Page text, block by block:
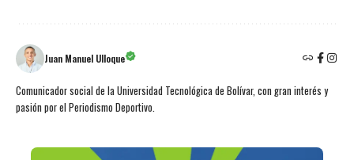
Juan Manuel Ulloque
Comunicador social de la Universidad Tecnológica de Bolívar, con gran interés y
pasión por el Periodismo Deportivo.